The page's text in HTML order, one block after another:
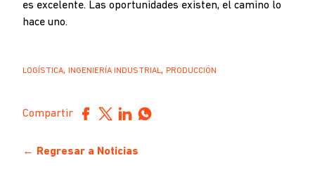
es excelente. Las oportunidades existen, el camino lo
hace uno.
LOGÍSTICA, INGENIERÍA INDUSTRIAL, PRODUCCIÓN
Compartir
← Regresar a Noticias